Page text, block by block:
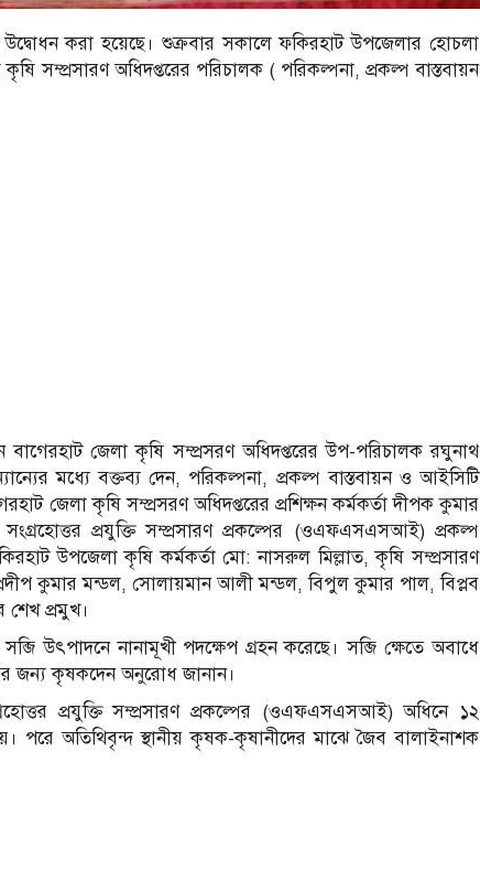
উদ্বোধন করা হয়েছে। শুক্রবার সকালে ফকিরহাট উপজেলার হোচলা
সম্প্রসারণ অধিদপ্তরের পরিচালক ( পরিকল্পনা, প্রকল্প বাস্তবায়ন
বাগেরহাট জেলা কৃষি সম্প্রসরণ অধিদপ্তরের উপ-পরিচালক রঘুনাথ
মধ্যে বক্তব্য দেন, পরিকল্পনা, প্রকল্প বাস্তবায়ন ও আইসিটি
জেলা কৃষি সম্প্রসরণ অধিদপ্তরের প্রশিক্ষন কর্মকর্তা দীপক কুমার
প্রযুক্তি সম্প্রসারণ প্রকল্পের (ওএফএসএসআই) প্রকল্প
উপজেলা কৃষি কর্মকর্তা মো: নাসরুল মিল্লাত, কৃষি সম্প্রসারণ
কুমার মন্ডল, সোলায়মান আলী মন্ডল, বিপুল কুমার পাল, বিপ্লব
শেখ প্রমুখ।
উৎপাদনে নানামূখী পদক্ষেপ গ্রহন করেছে। সব্জি ক্ষেতে অবাধে
জন্য কৃষকদেন অনুরোধ জানান।
প্রযুক্তি সম্প্রসারণ প্রকল্পের (ওএফএসএসআই) অধিনে ১২
পরে অতিথিবৃন্দ স্থানীয় কৃষক-কৃষানীদের মাঝে জৈব বালাইনাশক